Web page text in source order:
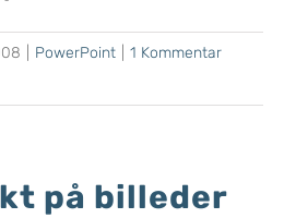
PowerPoint
1 Kommentar
på billeder